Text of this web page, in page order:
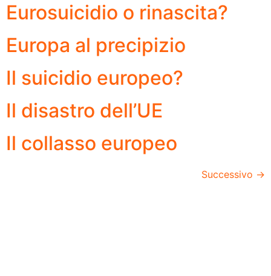
Eurosuicidio o rinascita?
Europa al precipizio
Il suicidio europeo?
Il disastro dell’UE
Il collasso europeo
Successivo →